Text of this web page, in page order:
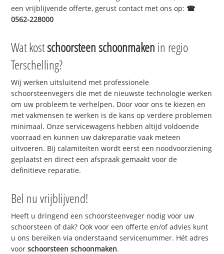
een vrijblijvende offerte, gerust contact met ons op: ☎
0562-228000
Wat kostschoorsteen schoonmaken in regio
Terschelling?
Wij werken uitsluitend met professionele
schoorsteenvegers die met de nieuwste technologie werken
om uw probleem te verhelpen. Door voor ons te kiezen en
met vakmensen te werken is de kans op verdere problemen
minimaal. Onze servicewagens hebben altijd voldoende
voorraad en kunnen uw dakreparatie vaak meteen
uitvoeren. Bij calamiteiten wordt eerst een noodvoorziening
geplaatst en direct een afspraak gemaakt voor de
definitieve reparatie.
Bel nu vrijblijvend!
Heeft u dringend een schoorsteenveger nodig voor uw
schoorsteen of dak? Ook voor een offerte en/of advies kunt
u ons bereiken via onderstaand servicenummer. Hét adres
voorschoorsteen schoonmaken.